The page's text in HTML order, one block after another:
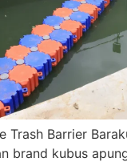
Trash Barrier
brand kubus